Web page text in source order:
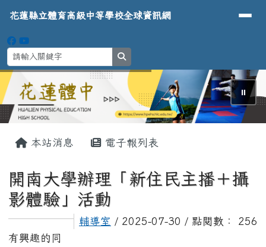
花蓮縣立體育高級中等學校全球資
導覽列
花蓮縣立體育高級中等學校全球資訊網
⏸
本站消息 電子報列表
開南大學辦理「新住民主播＋攝
影體驗」活動
輔導室 / 2025-07-30 / 點閱數： 256
有興趣的同